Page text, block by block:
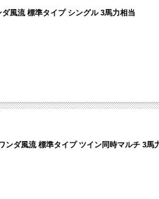
風流 標準タイプ シングル 3馬力相当
ダ風流 標準タイプ ツイン同時マルチ 3馬